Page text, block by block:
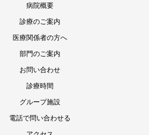
病院概要
診療のご案内
医療関係者の方へ
部門のご案内
お問い合わせ
診療時間
グループ施設
電話で問い合わせる